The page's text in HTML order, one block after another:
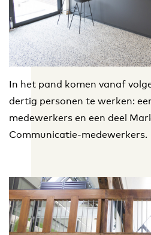
In het pand komen vanaf
dertig personen te werken:
medewerkers en een deel
Communicatie-medewerkers.